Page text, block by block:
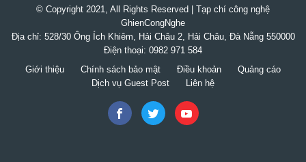
© Copyright 2021, All Rights Reserved | Tạp chí công nghệ
GhienCongNghe
Địa chỉ: 528/30 Ông Ích Khiêm, Hải Châu 2, Hải Châu, Đà Nẵng 550000
Điện thoại: 0982 971 584
Dịch vụ Guest Post
Liên hệ